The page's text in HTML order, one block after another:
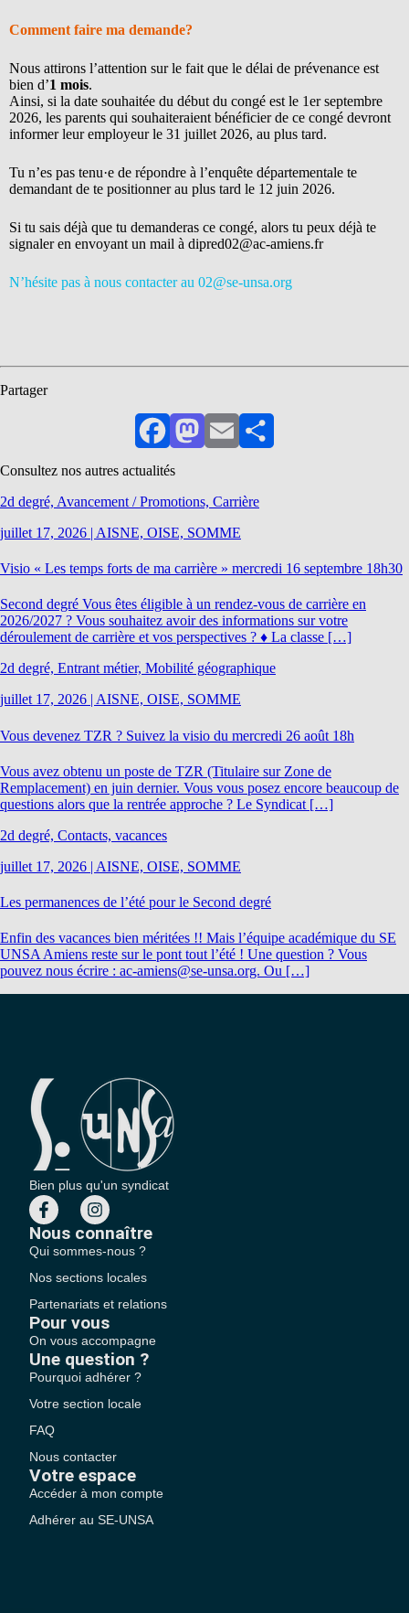
Comment faire ma demande?
Nous attirons l’attention sur le fait que le délai de prévenance est
bien d’1 mois.
Ainsi, si la date souhaitée du début du congé est le 1er septembre
2026, les parents qui souhaiteraient bénéficier de ce congé devront
informer leur employeur le 31 juillet 2026, au plus tard.
Tu n’es pas tenu·e de répondre à l’enquête départementale te
demandant de te positionner au plus tard le 12 juin 2026.
Si tu sais déjà que tu demanderas ce congé, alors tu peux déjà te
signaler en envoyant un mail à dipred02@ac-amiens.fr
N’hésite pas à nous contacter au 02@se-unsa.org
Partager
FacebookMastodon
EmailPartager
Consultez nos autres actualités
2d degré, Avancement / Promotions, Carrière
juillet 17, 2026 | AISNE, OISE, SOMME
Visio « Les temps forts de ma carrière » mercredi 16 septembre 18h30
Second degré Vous êtes éligible à un rendez-vous de carrière en
2026/2027 ? Vous souhaitez avoir des informations sur votre
déroulement de carrière et vos perspectives ? ♦ La classe […]
2d degré, Entrant métier, Mobilité géographique
juillet 17, 2026 | AISNE, OISE, SOMME
Vous devenez TZR ? Suivez la visio du mercredi 26 août 18h
Vous avez obtenu un poste de TZR (Titulaire sur Zone de
Remplacement) en juin dernier. Vous vous posez encore beaucoup de
questions alors que la rentrée approche ? Le Syndicat […]
2d degré, Contacts, vacances
juillet 17, 2026 | AISNE, OISE, SOMME
Les permanences de l’été pour le Second degré
Enfin des vacances bien méritées !! Mais l’équipe académique du SE
UNSA Amiens reste sur le pont tout l’été ! Une question ? Vous
pouvez nous écrire : ac-amiens@se-unsa.org. Ou […]
Bien plus qu'un syndicat
Nous connaître
Qui sommes-nous ?
Nos sections locales
Partenariats et relations
Pour vous
On vous accompagne
Une question ?
Pourquoi adhérer ?
Votre section locale
FAQ
Nous contacter
Votre espace
Accéder à mon compte
Adhérer au SE-UNSA